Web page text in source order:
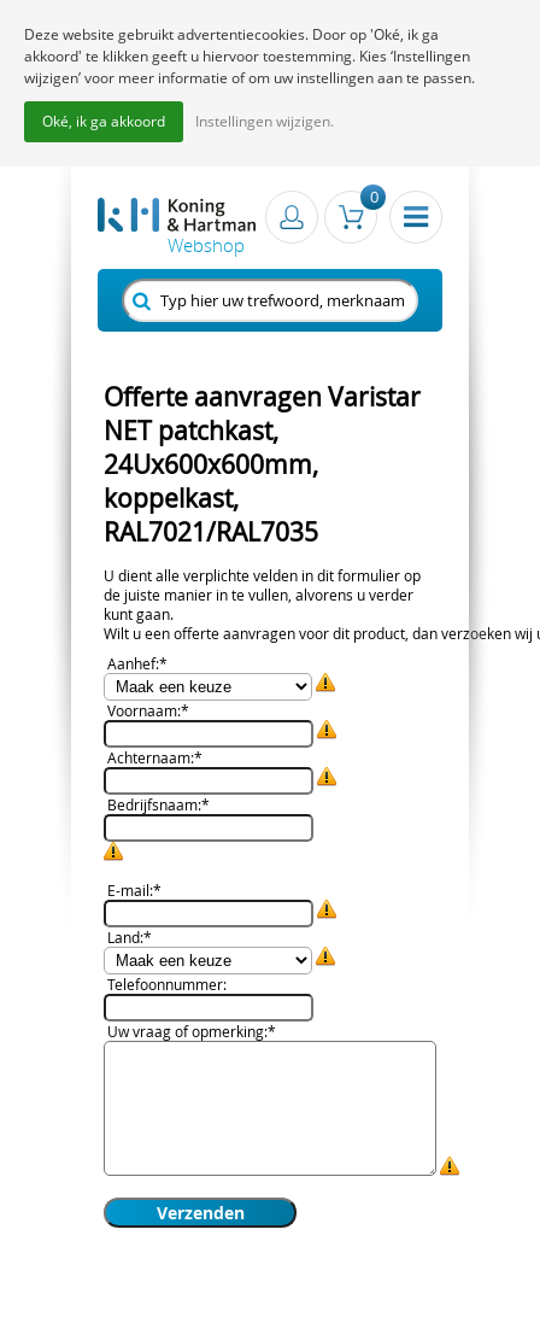
0
Offerte aanvragen Varistar
NET patchkast,
24Ux600x600mm,
koppelkast,
RAL7021/RAL7035
U dient alle verplichte velden in dit formulier op
de juiste manier in te vullen, alvorens u verder
kunt gaan.
Wilt u een offerte aanvragen voor dit product, dan verzoeken
Aanhef:*
Voornaam:*
Achternaam:*
Bedrijfsnaam:*
E-mail:*
Land:*
Telefoonnummer:
Uw vraag of opmerking:*
Deze website gebruikt advertentiecookies. Door op 'Oké, ik ga
akkoord' te klikken geeft u hiervoor toestemming. Kies ‘Instellingen
wijzigen’ voor meer informatie of om uw instellingen aan te passen.
Oké, ik ga akkoord Instellingen wijzigen.